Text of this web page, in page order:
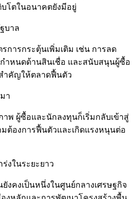
โตในอนาคตยังมีอยู่
บาล
การกระตุ้นเพิ่มเติม เช่น การลด
ำหนดด้านสินเชื่อ และสนับสนุนผู้ซื้อ
ำคัญให้ตลาดฟื้นตัว
า
าพ ผู้ซื้อและนักลงทุนก็เริ่มกลับเข้าสู่
ต้องการฟื้นตัวและเกิดแรงหนุนต่อ
งในระยะยาว
งคงเป็นหนึ่งในศูนย์กลางเศรษฐกิจ